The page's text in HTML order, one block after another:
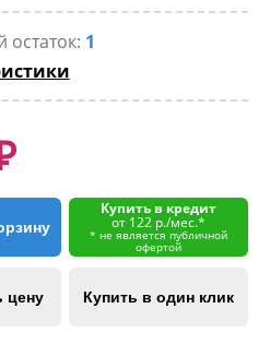
1
Купить в кредит
от 122 р./мес.*
* не является публичной
офертой
цену Купить в один клик